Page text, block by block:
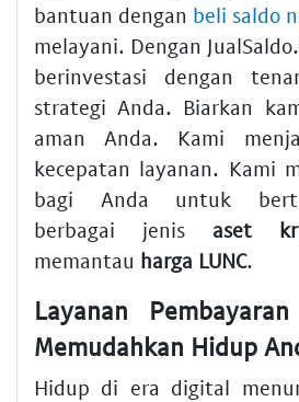
bantuan dengan beli saldo
melayani. Dengan
berinvestasi dengan
strategi Anda. Biarkan
aman Anda. Kami
kecepatan layanan. Kami
bagi Anda untuk
berbagai jenis aset
memantau harga LUNC.
Layanan
Memudahkan Hidup
Hidup di era digital